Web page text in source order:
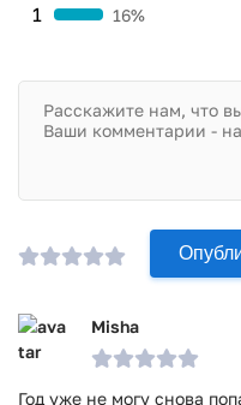
1 16%
Misha
Год уже не могу снова